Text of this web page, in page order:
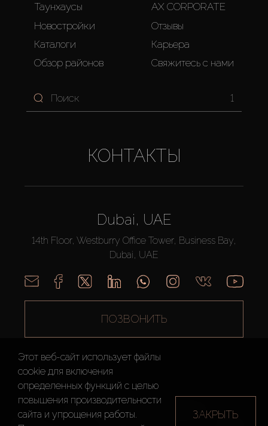
Таунхаусы
Новостройки
Каталоги
Обзор районов
AX CORPORATE
Отзывы
Карьера
Свяжитесь с нами
1
КОНТАКТЫ
Dubai, UAE
14th Floor, Westburry Office Tower, Business Bay,
Dubai, UAE
ПОЗВОНИТЬ
AX CAPITAL ©2026 Все Права Защищены
Этот веб-сайт использует файлы
cookie для включения
определенных функций c целью
повышения производительности
сайта и упрощения работы.
ЗАКРЫТЬ